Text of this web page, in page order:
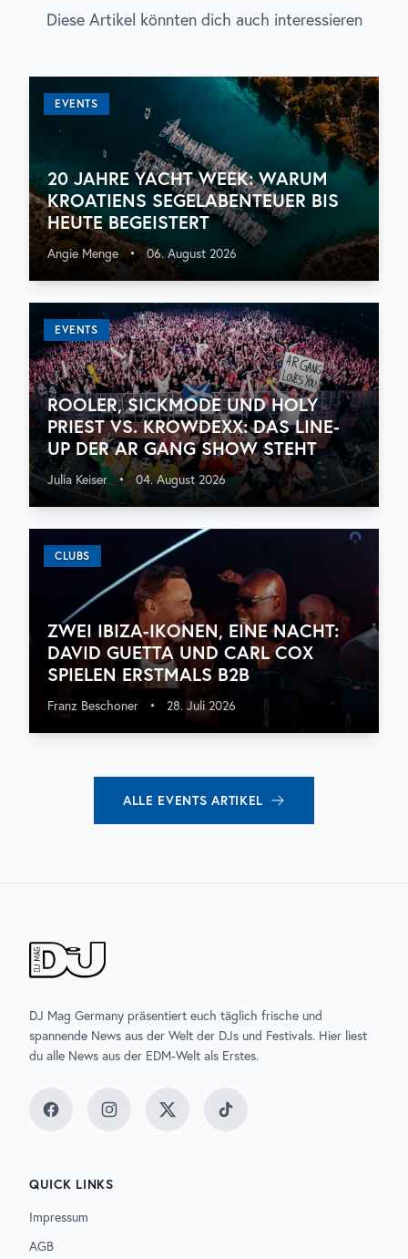
Diese Artikel könnten dich auch interessieren
EVENTS
20 JAHRE YACHT WEEK: WARUM
KROATIENS SEGELABENTEUER BIS
HEUTE BEGEISTERT
Angie Menge • 06. August 2026
EVENTS
ROOLER, SICKMODE UND HOLY
PRIEST VS. KROWDEXX: DAS LINE-
UP DER AR GANG SHOW STEHT
Julia Keiser • 04. August 2026
CLUBS
ZWEI IBIZA-IKONEN, EINE NACHT:
DAVID GUETTA UND CARL COX
SPIELEN ERSTMALS B2B
Franz Beschoner • 28. Juli 2026
ALLE EVENTS ARTIKEL
DJ Mag Germany präsentiert euch täglich frische und
spannende News aus der Welt der DJs und Festivals. Hier liest
du alle News aus der EDM-Welt als Erstes.
FacebookInstagramTwitter TikTok
QUICK LINKS
Impressum
AGB